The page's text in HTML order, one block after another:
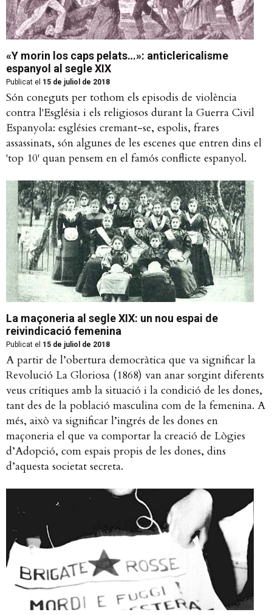
«Y morin los caps pelats…»: anticlericalisme
espanyol al segle XIX
Publicat el 15 de juliol de 2018
Són coneguts per tothom els episodis de violència
contra l'Església i els religiosos durant la Guerra Civil
Espanyola: esglésies cremant-se, espolis, frares
assassinats, són algunes de les escenes que entren dins el
'top 10' quan pensem en el famós conflicte espanyol.
La maçoneria al segle XIX: un nou espai de
reivindicació femenina
Publicat el 15 de juliol de 2018
A partir de l’obertura democràtica que va significar la
Revolució La Gloriosa (1868) van anar sorgint diferents
veus crítiques amb la situació i la condició de les dones,
tant des de la població masculina com de la femenina. A
més, això va significar l’ingrés de les dones en
maçoneria el que va comportar la creació de Lògies
d’Adopció, com espais propis de les dones, dins
d’aquesta societat secreta.